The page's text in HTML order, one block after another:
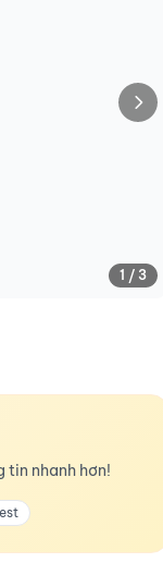
1 / 3
tin nhanh hơn!